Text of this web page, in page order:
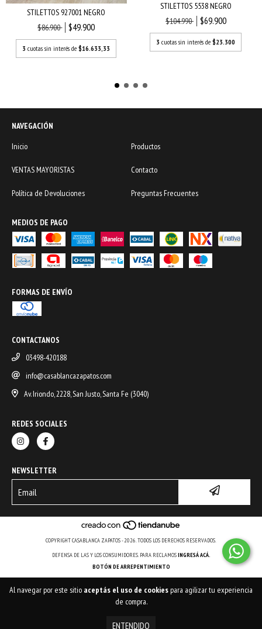
Al navegar por este sitio aceptás el uso de cookiespara agilizar tu experiencia
de compra.
ENTENDIDO
STILETTOS 927001 NEGRO
$86.900
$49.900
3 cuotas sin interés de$16.633,33
STILETTOS 5538 NEGRO
$104.990
$69.900
3 cuotas sin interés de$23.300
NAVEGACIÓN
Inicio
Productos
VENTAS MAYORISTAS Contacto
Política de Devoluciones Preguntas Frecuentes
MEDIOS DE PAGO
FORMAS DE ENVÍO
CONTACTANOS
03498-420188
info@casablancazapatos.com
Av. Iriondo, 2228, San Justo, Santa Fe (3040)
REDES SOCIALES
NEWSLETTER
COPYRIGHT CASABLANCA ZAPATOS - 2026. TODOS LOS DERECHOS RESERVADOS.
DEFENSA DE LAS Y LOS CONSUMIDORES. PARA RECLAMOSINGRESÁ ACÁ.
BOTÓN DE ARREPENTIMIENTO